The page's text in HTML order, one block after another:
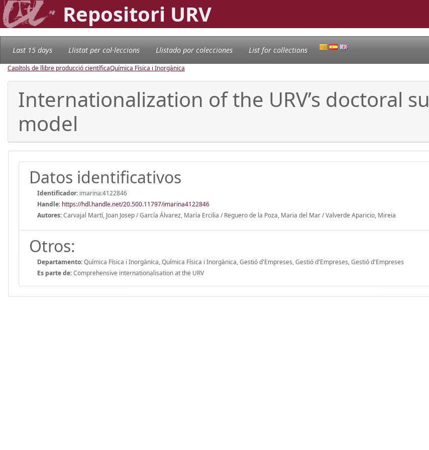
Repositori URV
Last 15 days Llistat per col·leccions Llistado por colecciones List for collections
Capítols de llibre producció científicaQuímica Física i Inorgànica
Internationalization of the URV’s doctoral
model
Datos identificativos
Identificador: imarina:4122846
Handle: https://hdl.handle.net/20.500.11797/imarina4122846
Autores:Carvajal Martí, Joan Josep / García Álvarez, María Ercilia / Reguero de la Poza, Maria del Mar / Valverde Aparicio, Mireia
Otros:
Departamento:Química Física i Inorgànica, Química Física i Inorgànica, Gestió d'Empreses, Gestió d'Empreses, Gestió d'Empreses
Es parte de:Comprehensive internationalisation at the URV